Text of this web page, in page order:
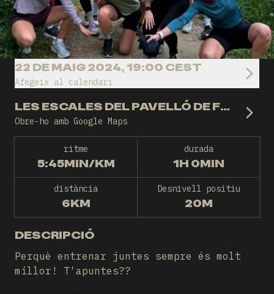
22 DE MAIG 2024, 19:00 CEST
Afegeix al calendari
LES ESCALES DEL PAVELLÓ DE FONTAJAU
Obre-ho amb Google Maps
ritme
5:45MIN/KM
durada
1H 0MIN
distància
6KM
Desnivell positiu
20M
DESCRIPCIÓ
Perquè entrenar juntes sempre és molt
millor! T'apuntes??